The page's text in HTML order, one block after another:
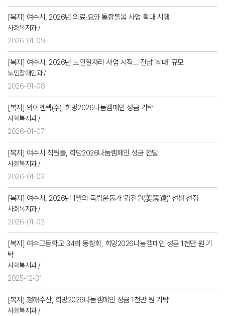
[복지] 여수시, 2026년 의료·요양 통합돌봄 사업 확대 시행
사회복지과 /
2026-01-09
[복지] 여수시, 2026년 노인일자리 사업 시작… 전남 ‘최대’ 규모
노인장애인과 /
2026-01-08
[복지] 와이엔텍(주), 희망2026나눔캠페인 성금 기탁
사회복지과 /
2026-01-07
[복지] 여수시 직원들, 희망2026나눔캠페인 성금 전달
사회복지과 /
2026-01-02
[복지] 여수시, 2026년 1월의 독립운동가 ‘강진원(姜震遠)’ 선생 선정
사회복지과 /
2026-01-02
[복지] 여수고등학교 34회 동창회, 희망2026나눔캠페인 성금 1천만 원 기
탁
사회복지과 /
2025-12-31
[복지] 청해수산, 희망2026나눔캠페인 성금 1천만 원 기탁
사회복지과 /